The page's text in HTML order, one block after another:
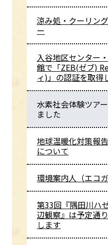
涼み処・クーリン
ー
入谷地区センター
館で「ZEB(ゼブ)
ィ)」の認証を取得
水素社会体験ツア
ました
地球温暖化対策報
について
環境案内人（エコガ
第33回『隅田川ハ
辺観察』は予定通
します